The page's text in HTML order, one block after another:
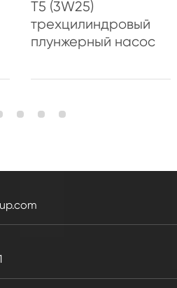
T5 (3W25)
трехцилиндровый
плунжерный насос